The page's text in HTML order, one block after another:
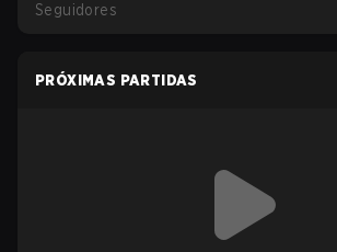
Seguidores
PRÓXIMAS PARTIDAS